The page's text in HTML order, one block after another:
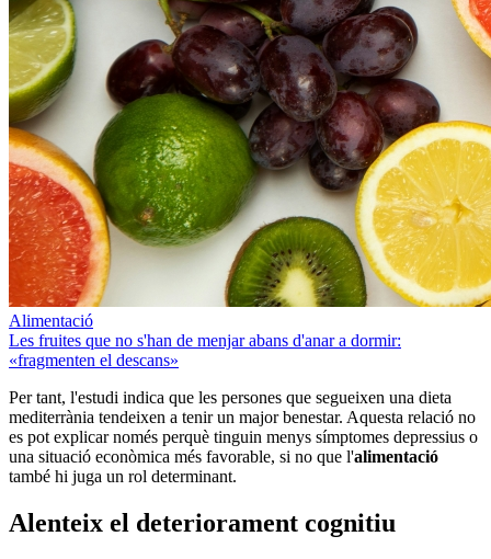
Alimentació
Les fruites que no s'han de menjar abans d'anar a dormir:
«fragmenten el descans»
Per tant, l'estudi indica que les persones que segueixen una dieta
mediterrània tendeixen a tenir un major benestar. Aquesta relació no
es pot explicar només perquè tinguin menys símptomes depressius o
una situació econòmica més favorable, si no que l'alimentació
també hi juga un rol determinant.
Alenteix el deteriorament cognitiu